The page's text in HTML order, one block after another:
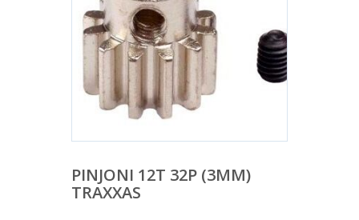
PINJONI 12T 32P (3MM)
TRAXXAS